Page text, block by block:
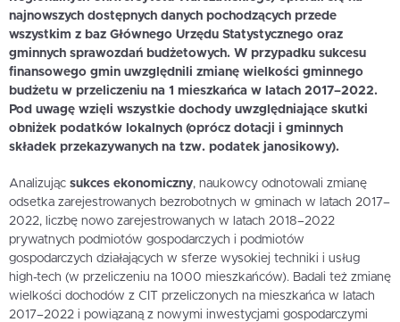
najnowszych dostępnych danych pochodzących przede
wszystkim z baz Głównego Urzędu Statystycznego oraz
gminnych sprawozdań budżetowych. W przypadku sukcesu
finansowego gmin uwzględnili zmianę wielkości gminnego
budżetu w przeliczeniu na 1 mieszkańca w latach 2017–2022.
Pod uwagę wzięli wszystkie dochody uwzględniające skutki
obniżek podatków lokalnych (oprócz dotacji i gminnych
składek przekazywanych na tzw. podatek janosikowy).
Analizując sukces ekonomiczny, naukowcy odnotowali zmianę
odsetka zarejestrowanych bezrobotnych w gminach w latach 2017–
2022, liczbę nowo zarejestrowanych w latach 2018–2022
prywatnych podmiotów gospodarczych i podmiotów
gospodarczych działających w sferze wysokiej techniki i usług
high-tech (w przeliczeniu na 1000 mieszkańców). Badali też zmianę
wielkości dochodów z CIT przeliczonych na mieszkańca w latach
2017–2022 i powiązaną z nowymi inwestycjami gospodarczymi